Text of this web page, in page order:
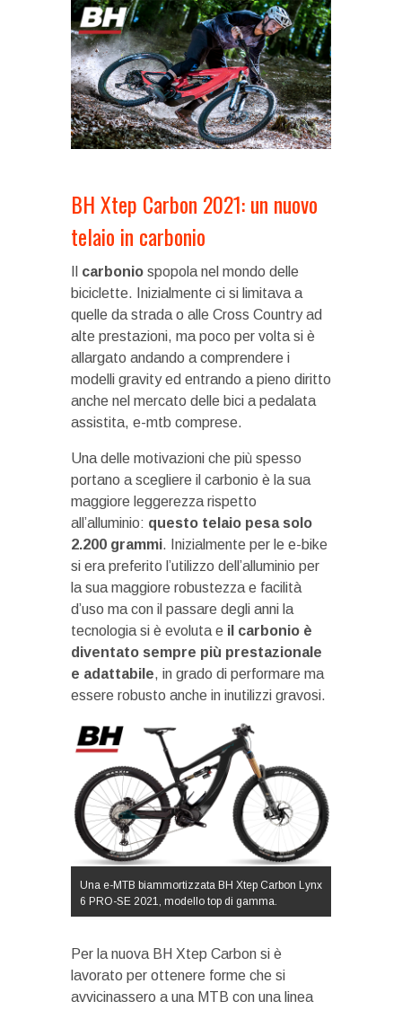
BH Xtep Carbon 2021: un nuovo
telaio in carbonio
carbonio spopola nel mondo delle
biciclette. Inizialmente ci si limitava a
quelle da strada o alle Cross Country ad
alte prestazioni, ma poco per volta si è
allargato andando a comprendere i
modelli gravity ed entrando a pieno diritto
anche nel mercato delle bici a pedalata
assistita, e-mtb comprese.
Una delle motivazioni che più spesso
portano a scegliere il carbonio è la sua
maggiore leggerezza rispetto
all’alluminio: questo telaio pesa solo
2.200 grammi. Inizialmente per le e-bike
si era preferito l’utilizzo dell’alluminio per
la sua maggiore robustezza e facilità
d’uso ma con il passare degli anni la
tecnologia si è evoluta e il carbonio è
diventato sempre più prestazionale
e adattabile, in grado di performare ma
essere robusto anche in inutilizzi gravosi.
Una e-MTB biammortizzata BH Xtep Carbon Lynx
6 PRO-SE 2021, modello top di gamma.
Per la nuova BH Xtep Carbon si è
lavorato per ottenere forme che si
avvicinassero a una MTB con una linea